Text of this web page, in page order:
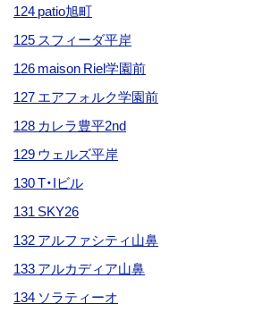
124 patio旭町
125 スフィーダ平岸
126 maison Riel学園前
127 エアフォルク学園前
128 カレラ豊平2nd
129 ウェルズ平岸
130 T・Iビル
131 SKY26
132 アルファシティ山鼻
133 アルカディア山鼻
134 ソラティーオ